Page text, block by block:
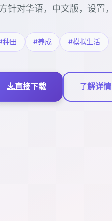
针对华语，中文版，设置
种田 #养成 #模拟生活
直接下载 了解详情